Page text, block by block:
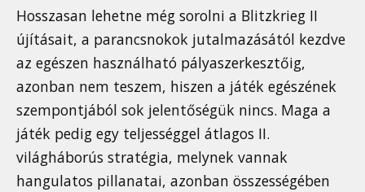
Hosszasan lehetne még sorolni a Blitzkrieg II
újításait, a parancsnokok jutalmazásától kezdve
az egészen használható pályaszerkesztőig,
azonban nem teszem, hiszen a játék egészének
szempontjából sok jelentőségük nincs. Maga a
játék pedig egy teljességgel átlagos II.
világháborús stratégia, melynek vannak
hangulatos pillanatai, azonban összességében